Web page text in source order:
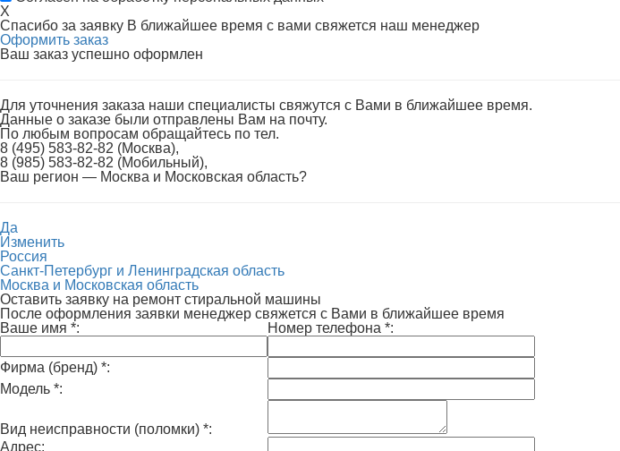
X
Спасибо за заявку В ближайшее время с вами свяжется наш менеджер
Оформить заказ
Ваш заказ успешно оформлен
Для уточнения заказа наши специалисты свяжутся с Вами в ближайшее время.
Данные о заказе были отправлены Вам на почту.
По любым вопросам обращайтесь по тел.
8 (495) 583-82-82 (Москва),
8 (985) 583-82-82 (Мобильный),
Ваш регион — Москва и Московская область?
Да
Изменить
Россия
Санкт-Петербург и Ленинградская область
Москва и Московская область
Оставить заявку на ремонт стиральной машины
После оформления заявки менеджер свяжется с Вами в ближайшее время
Ваше имя *: Номер телефона *:
Фирма (бренд) *:
Модель *:
Вид неисправности (поломки) *:
Адрес: